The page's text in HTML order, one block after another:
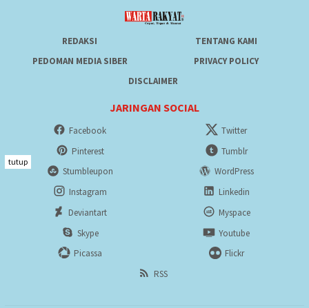
REDAKSI
TENTANG KAMI
PEDOMAN MEDIA SIBER
PRIVACY POLICY
DISCLAIMER
JARINGAN SOCIAL
Facebook
Twitter
Pinterest
Tumblr
Stumbleupon
WordPress
Instagram
Linkedin
Deviantart
Myspace
Skype
Youtube
Picassa
Flickr
RSS
tutup